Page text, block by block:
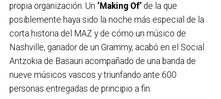
propia organización. Un ‘Making Of’de la que
posiblemente haya sido la noche más especial de la
corta historia del MAZ y de cómo un músico de
Nashville, ganador de un Grammy, acabó en el Social
Antzokia de Basauri acompañado de una banda de
nueve músicos vascos y triunfando ante 600
personas entregadas de principio a fin.